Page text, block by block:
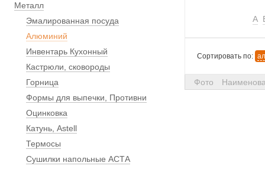
Металл
Эмалированная посуда
Алюминий
Инвентарь Кухонный
Кастрюли, сковороды
Горница
Формы для выпечки, Противни
Оцинковка
Катунь, Astell
Термосы
Сушилки напольные АСТА
А
Сортировать по:
Фото